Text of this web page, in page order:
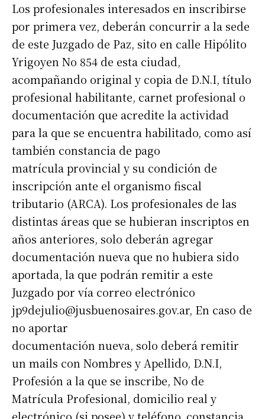
Los profesionales interesados en inscribirse
por primera vez, deberán concurrir a la sede
de este Juzgado de Paz, sito en calle Hipólito
Yrigoyen No 854 de esta ciudad,
acompañando original y copia de D.N.I, título
profesional habilitante, carnet profesional o
documentación que acredite la actividad
para la que se encuentra habilitado, como así
también constancia de pago
matrícula provincial y su condición de
inscripción ante el organismo fiscal
tributario (ARCA). Los profesionales de las
distintas áreas que se hubieran inscriptos en
años anteriores, solo deberán agregar
documentación nueva que no hubiera sido
aportada, la que podrán remitir a este
Juzgado por vía correo electrónico
jp9dejulio@jusbuenosaires.gov.ar, En caso de
no aportar
documentación nueva, solo deberá remitir
un mails con Nombres y Apellido, D.N.I,
Profesión a la que se inscribe, No de
Matrícula Profesional, domicilio real y